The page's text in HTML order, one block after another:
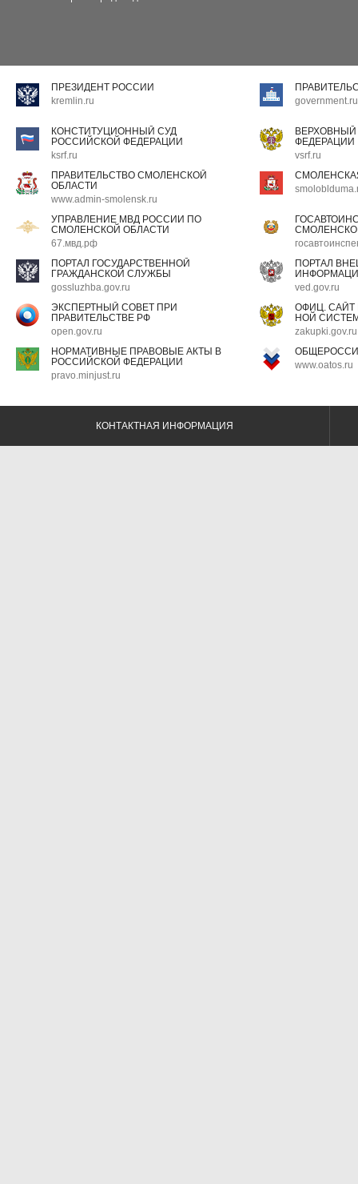
ПРЕЗИДЕНТ РОССИИ
kremlin.ru
government.ru
КОНСТИТУЦИОННЫЙ СУД
РОССИЙСКОЙ ФЕДЕРАЦИИ
ksrf.ru
ФЕДЕРАЦИИ
vsrf.ru
ПРАВИТЕЛЬСТВО СМОЛЕНСКОЙ
ОБЛАСТИ
www.admin-smolensk.ru
УПРАВЛЕНИЕ МВД РОССИИ ПО
СМОЛЕНСКОЙ ОБЛАСТИ
67.мвд.рф
ПОРТАЛ ГОСУДАРСТВЕННОЙ
ГРАЖДАНСКОЙ СЛУЖБЫ
gossluzhba.gov.ru
ПОРТАЛ
ved.gov.ru
ЭКСПЕРТНЫЙ СОВЕТ ПРИ
ПРАВИТЕЛЬСТВЕ РФ
open.gov.ru
ОФИЦ.
НОЙ
zakupki.gov.ru
НОРМАТИВНЫЕ ПРАВОВЫЕ АКТЫ В
РОССИЙСКОЙ ФЕДЕРАЦИИ
pravo.minjust.ru
www.oatos.ru
КОНТАКТНАЯ ИНФОРМАЦИЯ